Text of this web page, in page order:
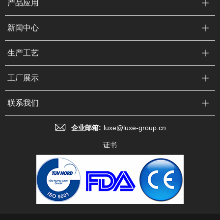
产品应用
新闻中心
生产工艺
工厂展示
联系我们
企业邮箱: luxe@luxe-group.cn
证书